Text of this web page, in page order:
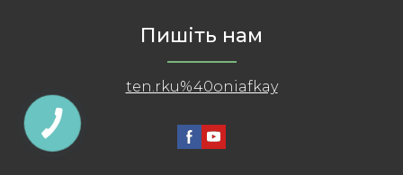
Пишіть нам
ten.rku%40oniafkay